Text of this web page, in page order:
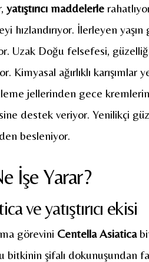
yatıştırıcı maddelerle
hızlandırıyor. İlerleyen yaşın
Uzak Doğu felsefesi,
Kimyasal ağırlıklı
jellerinden gece
destek veriyor. Yenilikçi
besleniyor.
İşe Yarar?
ve yatıştırıcı ekisi
görevini Centella Asiatica
bitkinin şifalı dokunuşundan